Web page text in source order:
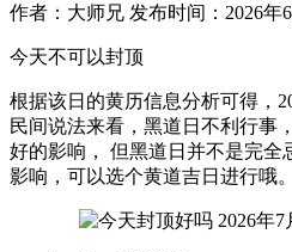
作者：大师兄 发布时间：2026年
今天不可以封顶
根据该日的黄历信息分析可得，
民间说法来看，黑道日不利行事
好的影响， 但黑道日并不是完全
影响，可以选个黄道吉日进行哦。